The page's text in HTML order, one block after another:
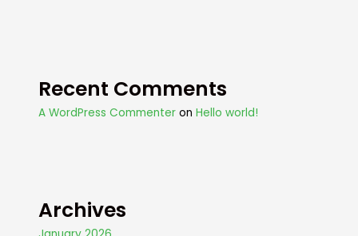
Recent Comments
A WordPress Commenter onHello world!
Archives